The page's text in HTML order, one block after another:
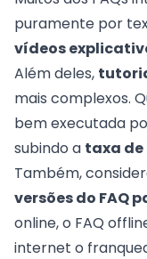
puramente por
vídeos
Além deles,
mais complexos.
bem executada
subindo a taxa
Também,
versões do FAQ
online, o FAQ
internet o